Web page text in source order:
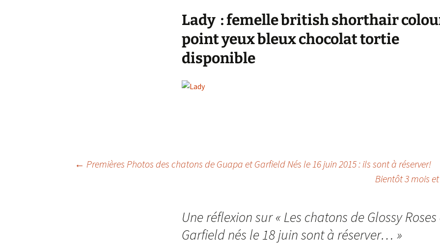
Lady : femelle british shorthair
point yeux bleux chocolat tortie
disponible
Navigation
← Premières Photos des chatons de Guapa et Garfield Nés le 16 juin 2015 : ils sont à réserver!
Bientôt 3 mois
Une réflexion sur « Les chatons de Glossy
Garfield nés le 18 juin sont à réserver… »